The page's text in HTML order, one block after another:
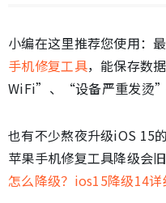
小编在这里推荐您使用：
手机修复工具，能保存数
WiFi”、“设备严重发烫”
也有不少熬夜升级iOS 15
苹果手机修复工具降级会
怎么降级？ios15降级14详